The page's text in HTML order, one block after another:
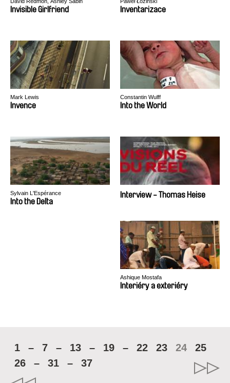
Invisible Girlfriend Inventarizace
Mark Lewis
Invence
Constantin Wulff
Into the World
Sylvain L'Espérance
Into the Delta
Interview - Thomas Heise
Ashique Mostafa
Interiéry a exteriéry
1 – 7 – 13 – 19 – 22 23 24
25
26
– 31 – 37